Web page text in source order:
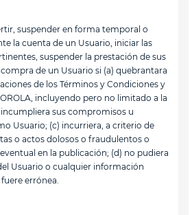
suspender en forma temporal o
la cuenta de un Usuario, iniciar las
suspender la prestación de sus
de un Usuario si (a) quebrantara
de los Términos y Condiciones y
incluyendo pero no limitado a la
sus compromisos u
Usuario; (c) incurriera, a criterio de
o actos dolosos o fraudulentos o
en la publicación; (d) no pudiera
Usuario o cualquier información
errónea.